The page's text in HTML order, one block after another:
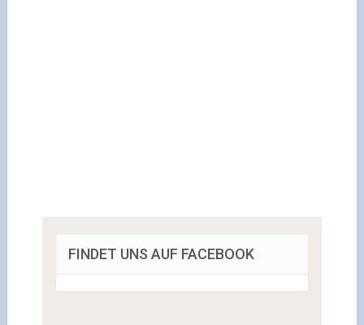
FINDET UNS AUF FACEBOOK